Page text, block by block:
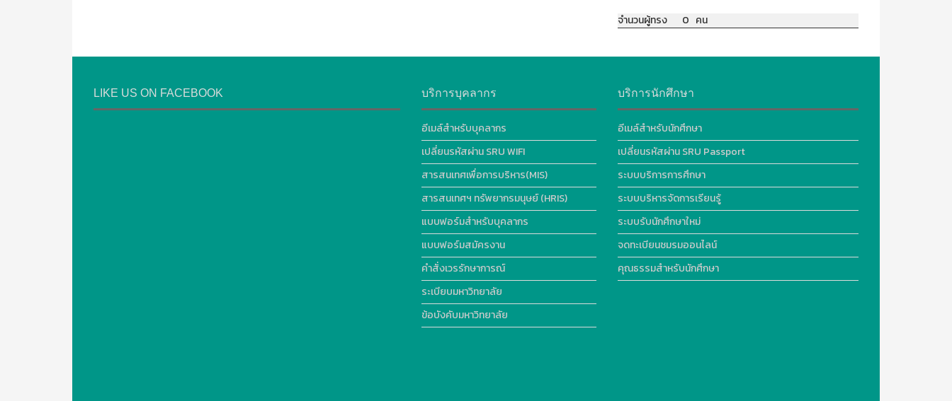
จำนวนผู้ทรง 0 คน
LIKE US ON FACEBOOK บริการบุคลากร
อีเมล์สำหรับบุคลากร
เปลี่ยนรหัสผ่าน SRU WIFI
สารสนเทศเพื่อการบริหาร(MIS)
สารสนเทศฯ ทรัพยากรมนุษย์ (HRIS)
แบบฟอร์มสำหรับบุคลากร
แบบฟอร์มสมัครงาน
คำสั่งเวรรักษาการณ์
ระเบียบมหาวิทยาลัย
ข้อบังคับมหาวิทยาลัย
บริการนักศึกษา
อีเมล์สำหรับนักศึกษา
เปลี่ยนรหัสผ่าน SRU Passport
ระบบบริการการศึกษา
ระบบบริหารจัดการเรียนรู้
ระบบรับนักศึกษาใหม่
จดทะเบียนชมรมออนไลน์
คุณธรรมสำหรับนักศึกษา